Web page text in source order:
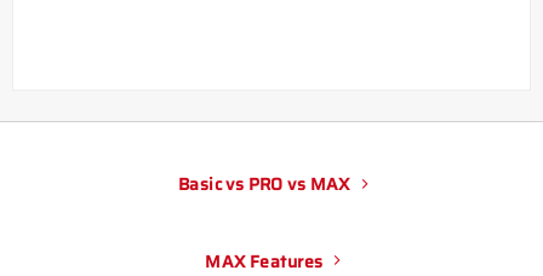
Basic vs PRO vs MAX
MAX Features